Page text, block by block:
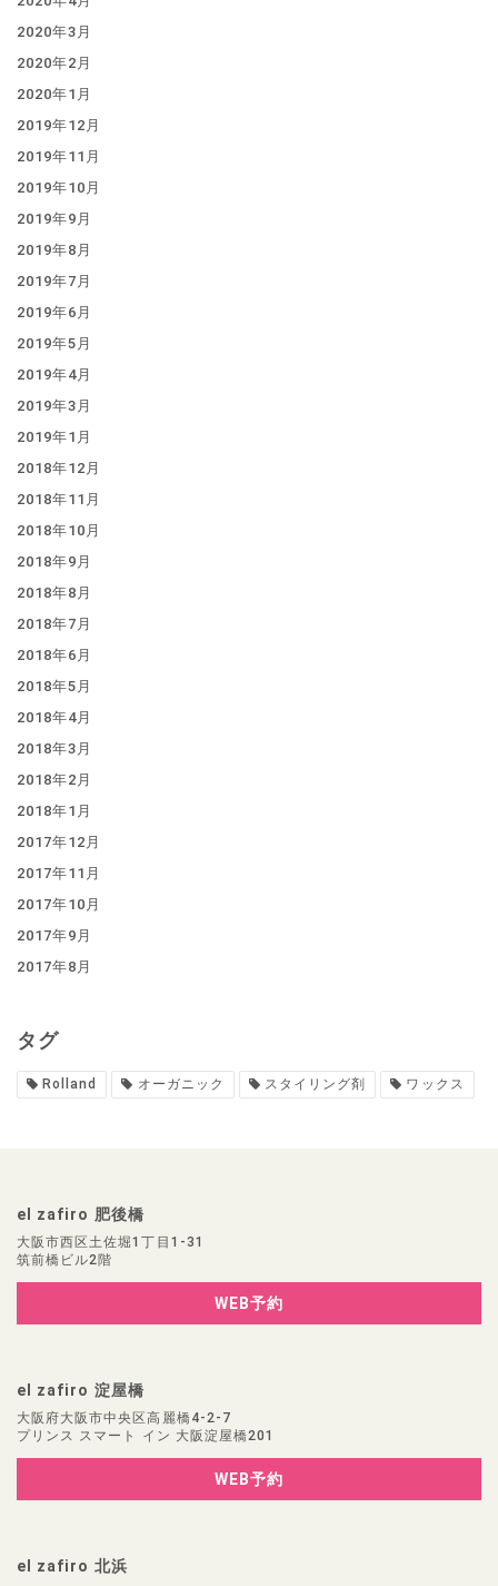
2020年3月
2020年2月
2020年1月
2019年12月
2019年11月
2019年10月
2019年9月
2019年8月
2019年7月
2019年6月
2019年5月
2019年4月
2019年3月
2019年1月
2018年12月
2018年11月
2018年10月
2018年9月
2018年8月
2018年7月
2018年6月
2018年5月
2018年4月
2018年3月
2018年2月
2018年1月
2017年12月
2017年11月
2017年10月
2017年9月
2017年8月
タグ
Rolland オーガニック スタイリング剤 ワックス
el zafiro 肥後橋
大阪市西区土佐堀1丁目1-31
筑前橋ビル2階
WEB予約
el zafiro 淀屋橋
大阪府大阪市中央区高麗橋4-2-7
プリンス スマート イン 大阪淀屋橋201
WEB予約
el zafiro 北浜